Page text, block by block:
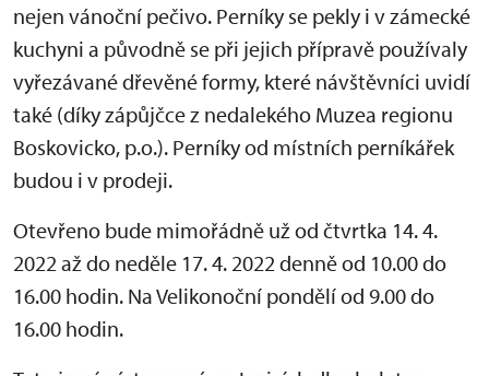
nejen vánoční pečivo. Perníky se pekly i v zámecké
kuchyni a původně se při jejich přípravě používaly
vyřezávané dřevěné formy, které návštěvníci uvidí
také (díky zápůjčce z nedalekého Muzea regionu
Boskovicko, p.o.). Perníky od místních perníkářek
budou i v prodeji.
Otevřeno bude mimořádně už od čtvrtka 14. 4.
2022 až do neděle 17. 4. 2022 denně od 10.00 do
16.00 hodin. Na Velikonoční pondělí od 9.00 do
16.00 hodin.